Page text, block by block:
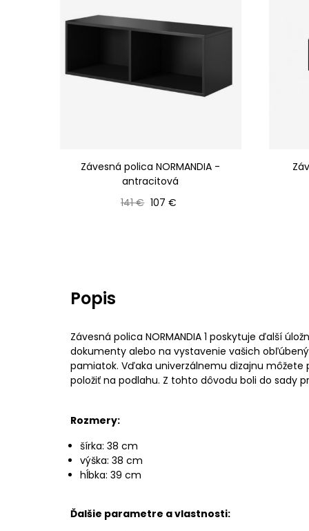
Závesná polica NORMANDIA -
antracitová
Bežná cena
141 € Cena
107 €
Popis
Závesná polica NORMANDIA 1 poskytuje ďalší
dokumenty alebo na vystavenie vašich
pamiatok. Vďaka univerzálnemu dizajnu môžete
položiť na podlahu. Z tohto dôvodu boli do sady
Rozmery:
šírka: 38 cm
výška: 38 cm
hĺbka: 39 cm
Ďalšie parametre a vlastnosti: